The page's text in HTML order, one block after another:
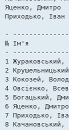
Яценко,
Приходько,
-
№ Ім'я
-
1
2
3 Кокозей,
4 Овсієнко,
5 Богацький,
6 Яценко,
7 Приходько,
8